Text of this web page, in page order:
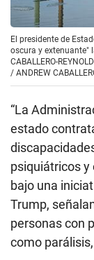
El presidente de
oscura y extenuante"
CABALLERO-
/ ANDREW
“La
estado
psiquiátricos
bajo una
Trump,
personas con
como